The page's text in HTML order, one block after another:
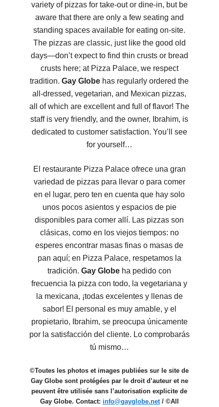
variety of pizzas for take-out or dine-in, but be
aware that there are only a few seating and
standing spaces available for eating on-site.
The pizzas are classic, just like the good old
days—don’t expect to find thin crusts or bread
crusts here; at Pizza Palace, we respect
tradition.Gay Globe has regularly ordered the
all-dressed, vegetarian, and Mexican pizzas,
all of which are excellent and full of flavor! The
staff is very friendly, and the owner, Ibrahim, is
dedicated to customer satisfaction. You’ll see
for yourself…
El restaurante Pizza Palace ofrece una gran
variedad de pizzas para llevar o para comer
en el lugar, pero ten en cuenta que hay solo
unos pocos asientos y espacios de pie
disponibles para comer allí. Las pizzas son
clásicas, como en los viejos tiempos: no
esperes encontrar masas finas o masas de
pan aquí; en Pizza Palace, respetamos la
tradición.Gay Globe ha pedido con
frecuencia la pizza con todo, la vegetariana y
la mexicana, ¡todas excelentes y llenas de
sabor! El personal es muy amable, y el
propietario, Ibrahim, se preocupa únicamente
por la satisfacción del cliente. Lo comprobarás
tú mismo…
©Toutes les photos et images publiées sur le site de
Gay Globe sont protégées par le droit d’auteur et ne
peuvent être utilisée sans l’autorisation explicite de
Gay Globe. Contact: info@gayglobe.net/ ©All